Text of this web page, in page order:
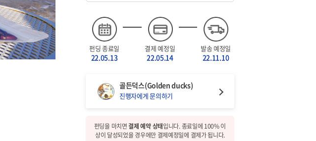
펀딩 종료일
22.05.13
결제 예정일
22.05.14
발송 예정일
22.11.10
골든덕스(Golden ducks)
진행자에게 문의하기
펀딩을 마치면결제 예약 상태입니다. 종료일에 100% 이
상이 달성되었을 경우에만 결제예정일에 결제가 됩니다.